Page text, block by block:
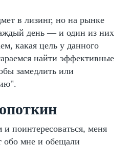
в лизинг, но на рынке
день — и один из них
какая цель у данного
найти эффективные
замедлить или
поинтересоваться, меня
обо мне и обещали